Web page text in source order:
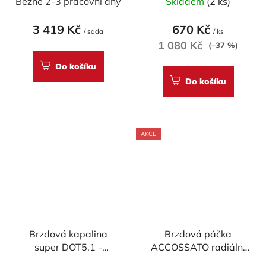
hodnocení
produktu
5,0
z
3 419 Kč / sada
Do košíku
670 Kč / ks
1 080 Kč (–37 %)
Do košíku
Brzdová kapalina
super DOT5.1 -
AKCE
Brzdová páčka
ACCOSSATO radiální